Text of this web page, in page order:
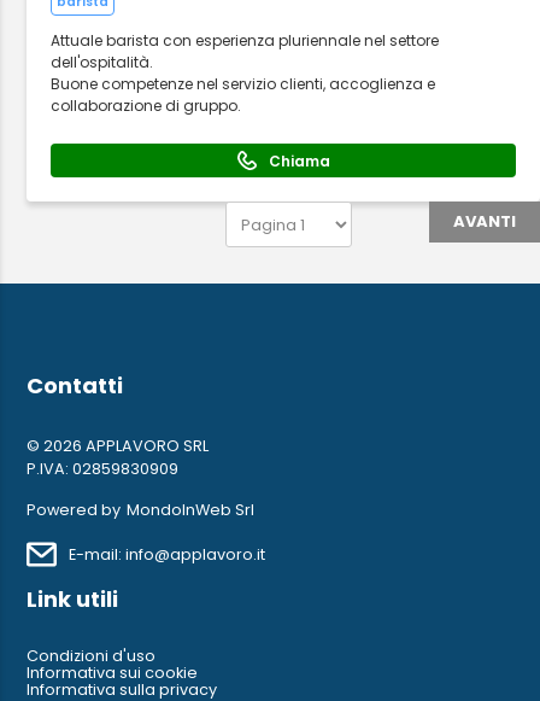
Attuale barista con esperienza pluriennale nel settore
dell'ospitalità.
Buone competenze nel servizio clienti, accoglienza e
collaborazione di gruppo.
Chiama
AVANTI
Contatti
© 2026 APPLAVORO SRL
P.IVA: 02859830909
Powered by MondoInWeb Srl
E-mail: info@applavoro.it
Link utili
Condizioni d'uso
Informativa sui cookie
Informativa sulla privacy